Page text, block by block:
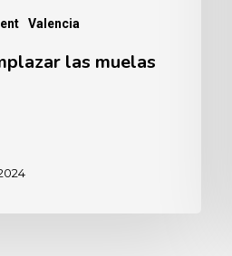
Valencia
las muelas